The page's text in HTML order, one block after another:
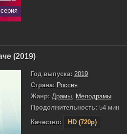
(2019)
Год выпуска: 2019
Страна: Россия
Жанр: Драмы Мелодрамы
Продолжительность: 54 мин
Качество:
HD (720p)